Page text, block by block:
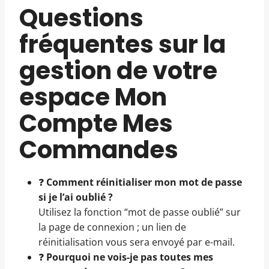
Questions
fréquentes sur la
gestion de votre
espace Mon
Compte Mes
Commandes
❓ Comment réinitialiser mon mot de passe
si je l’ai oublié ?
Utilisez la fonction “mot de passe oublié” sur
la page de connexion ; un lien de
réinitialisation vous sera envoyé par e-mail.
❓ Pourquoi ne vois-je pas toutes mes